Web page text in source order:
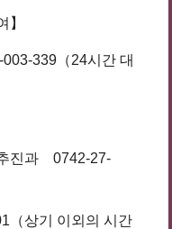
】
339（24시간 대
진과 0742-27-
상기 이외의 시간